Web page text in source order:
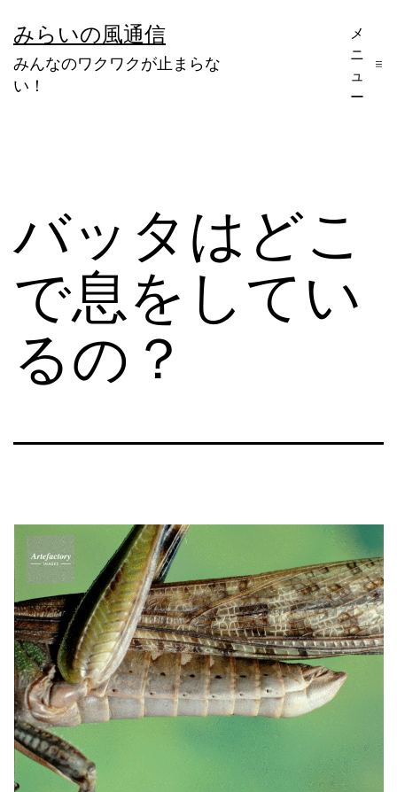
ン
テ
ッ
プ
みらいの風通信
みんなのワクワクが止まらな
い！
メ
ニ
ュ
ー
バッタはどこ
で息をしてい
るの？